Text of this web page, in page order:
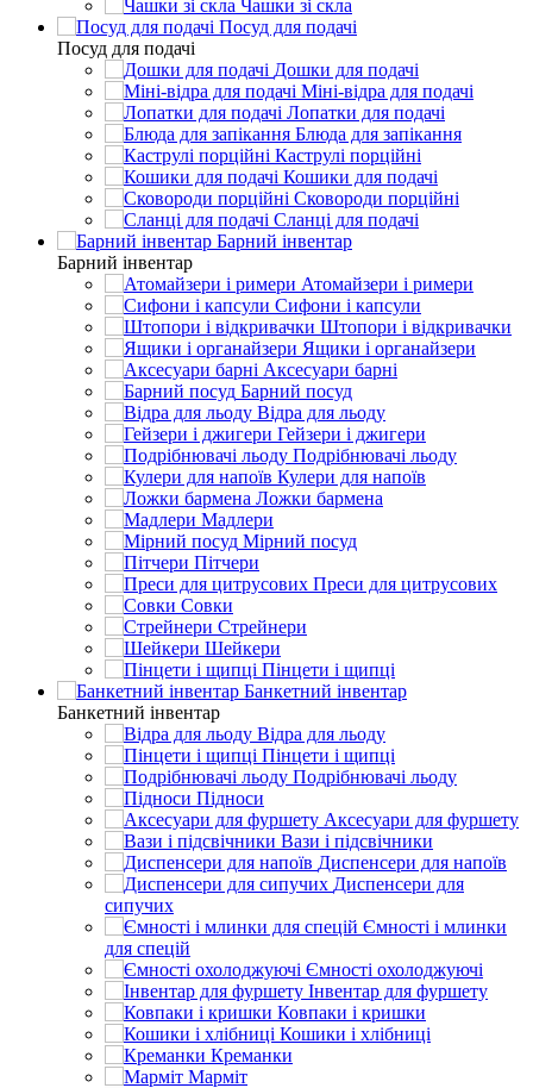
Чашки зі скла
Посуд для подачі
Посуд для подачі
Дошки для подачі
Міні-відра для подачі
Лопатки для подачі
Блюда для запікання
Каструлі порційні
Кошики для подачі
Сковороди порційні
Сланці для подачі
Барний інвентар
Барний інвентар
Атомайзери і римери
Сифони і капсули
Штопори і відкривачки
Ящики і органайзери
Аксесуари барні
Барний посуд
Відра для льоду
Гейзери і джигери
Подрібнювачі льоду
Кулери для напоїв
Ложки бармена
Мадлери
Мірний посуд
Пітчери
Преси для цитрусових
Совки
Стрейнери
Шейкери
Пінцети і щипці
Банкетний інвентар
Банкетний інвентар
Відра для льоду
Пінцети і щипці
Подрібнювачі льоду
Підноси
Аксесуари для фуршету
Вази і підсвічники
Диспенсери для напоїв
Диспенсери для
сипучих
Ємності і млинки
для спецій
Ємності охолоджуючі
Інвентар для фуршету
Ковпаки і кришки
Кошики і хлібниці
Креманки
Марміт